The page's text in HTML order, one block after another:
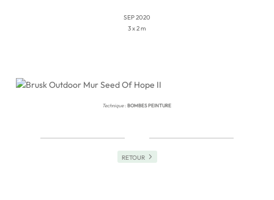
SEP 2020
3 x 2 m
Technique:BOMBES PEINTURE
RETOUR